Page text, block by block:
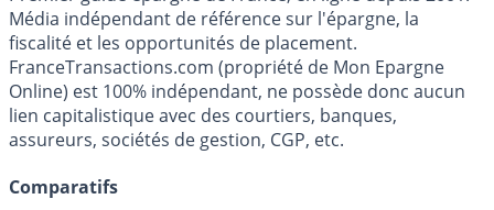
Premier guide épargne de France, en ligne depuis 2001.
Média indépendant de référence sur l'épargne, la
fiscalité et les opportunités de placement.
FranceTransactions.com (propriété de Mon Epargne
Online) est 100% indépendant, ne possède donc aucun
assureurs, sociétés de gestion, CGP, etc.